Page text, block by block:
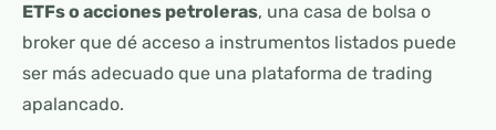
ETFs o acciones petroleras, una casa de bolsa o
broker que dé acceso a instrumentos listados puede
ser más adecuado que una plataforma de trading
apalancado.